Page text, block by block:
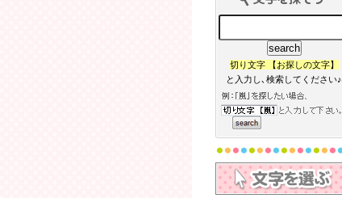
切り文字 【お探しの文字】
と入力し､検索してください♪